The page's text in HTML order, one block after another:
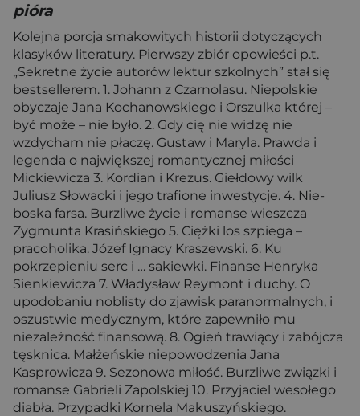
pióra
Kolejna porcja smakowitych historii dotyczących
klasyków literatury. Pierwszy zbiór opowieści p.t.
„Sekretne życie autorów lektur szkolnych” stał się
bestsellerem. 1. Johann z Czarnolasu. Niepolskie
obyczaje Jana Kochanowskiego i Orszulka której –
być może – nie było. 2. Gdy cię nie widzę nie
wzdycham nie płaczę. Gustaw i Maryla. Prawda i
legenda o największej romantycznej miłości
Mickiewicza 3. Kordian i Krezus. Giełdowy wilk
Juliusz Słowacki i jego trafione inwestycje. 4. Nie-
boska farsa. Burzliwe życie i romanse wieszcza
Zygmunta Krasińskiego 5. Ciężki los szpiega –
pracoholika. Józef Ignacy Kraszewski. 6. Ku
pokrzepieniu serc i … sakiewki. Finanse Henryka
Sienkiewicza 7. Władysław Reymont i duchy. O
upodobaniu noblisty do zjawisk paranormalnych, i
oszustwie medycznym, które zapewniło mu
niezależność finansową. 8. Ogień trawiący i zabójcza
tęsknica. Małżeńskie niepowodzenia Jana
Kasprowicza 9. Sezonowa miłość. Burzliwe związki i
romanse Gabrieli Zapolskiej 10. Przyjaciel wesołego
diabła. Przypadki Kornela Makuszyńskiego.